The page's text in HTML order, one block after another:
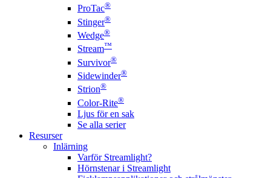
ProTac®
Stinger®
Wedge®
Stream™
Survivor®
Sidewinder®
Strion®
Color-Rite®
Ljus för en sak
Se alla serier
Resurser
Inlärning
Varför Streamlight?
Hörnstenar i Streamlight